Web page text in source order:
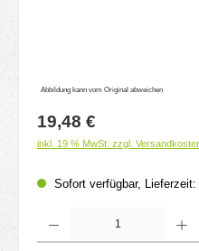
Abbildung kann vom Original abweichen
Regulärer Preis:
19,48 €
inkl. 19 % MwSt. zzgl.
Sofort verfügbar,